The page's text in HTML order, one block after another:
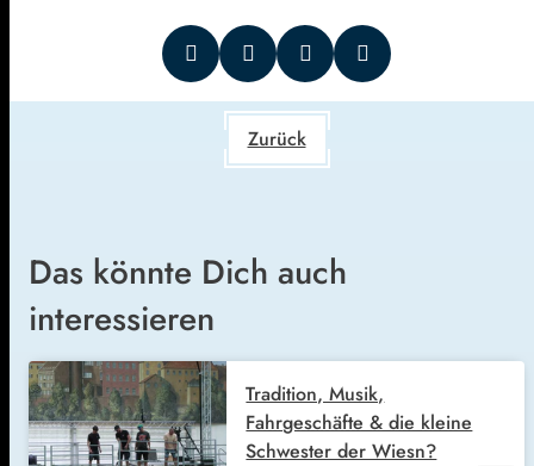
Zurück
Das könnte Dich auch
interessieren
Tradition, Musik,
Fahrgeschäfte & die kleine
Schwester der Wiesn?